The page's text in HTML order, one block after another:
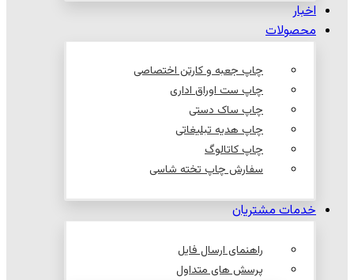
اخبار
محصولات
چاپ جعبه و کارتن اختصاصی
چاپ ست اوراق اداری
چاپ ساک دستی
چاپ هدیه تبلیغاتی
چاپ کاتالوگ
سفارش چاپ تخته شاسی
خدمات مشتریان
راهنمای ارسال فایل
پرسش های متداول